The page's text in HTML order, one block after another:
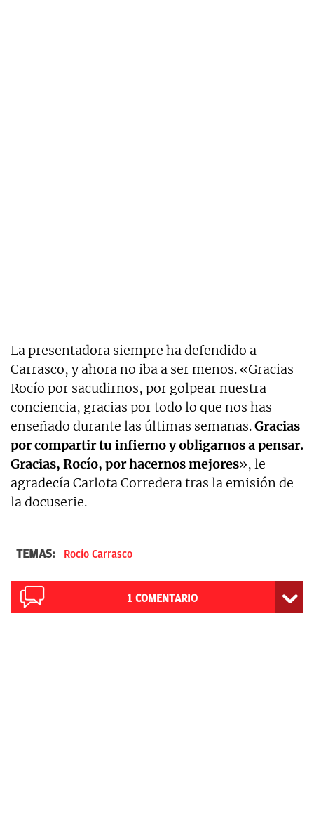
La presentadora siempre ha defendido a
Carrasco, y ahora no iba a ser menos. «Gracias
Rocío por sacudirnos, por golpear nuestra
conciencia, gracias por todo lo que nos has
enseñado durante las últimas semanas.Gracias
por compartir tu infierno y obligarnos a pensar.
Gracias, Rocío, por hacernos mejores», le
agradecía Carlota Corredera tras la emisión de
la docuserie.
TEMAS: Rocío Carrasco
1 COMENTARIO